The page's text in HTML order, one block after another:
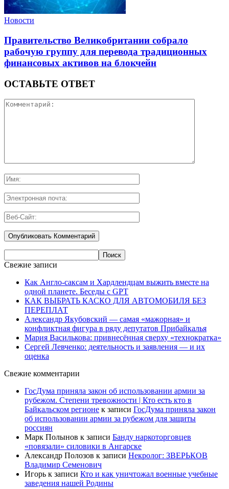
Новости
Правительство Великобритании собрало
рабочую группу для перевода традиционных
финансовых активов на блокчейн
ОСТАВЬТЕ ОТВЕТ
Свежие записи
Как Англо-саксам и Хардлендцам выжить вместе на
одной планете. Беседы с GPT
КАК ВЫБРАТЬ КАСКО ДЛЯ АВТОМОБИЛЯ БЕЗ
ПЕРЕПЛАТ
Александр Якубовский — самая «мажорная» и
конфликтная фигура в ряду депутатов Прибайкалья
Мария Василькова: привнесённая сверху «технократка»
Сергей Левченко: деятельность и заявления — и их
оценка
Свежие комментарии
ГосДума приняла закон об использовании армии за
рубежом. Степени тревожности | Кто есть кто в
Байкальском регионе к записи ГосДума приняла закон
об использовании армии за рубежом для защиты
россиян
Марк Полынов к записи Банду наркоторговцев
«повязали» силовики в Ангарске
Александр Полозов к записи Некролог: ЗВЕРЬКОВ
Владимир Семенович
Игорь к записи Кто и как уничтожал военные учебные
заведения нашей Родины